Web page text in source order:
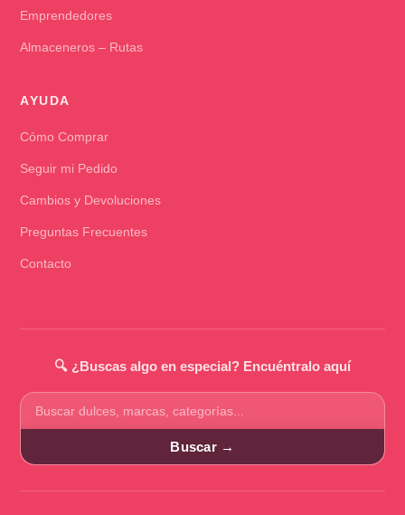
Emprendedores
Almaceneros – Rutas
AYUDA
Cómo Comprar
Seguir mi Pedido
Cambios y Devoluciones
Preguntas Frecuentes
Contacto
🔍 ¿Buscas algo en especial? Encuéntralo aquí
Buscar
productos
Buscar →